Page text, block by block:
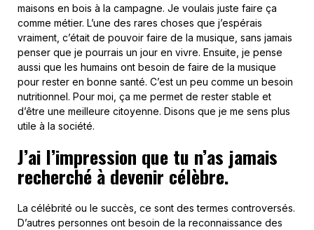
maisons en bois à la campagne. Je voulais juste faire ça
comme métier. L’une des rares choses que j’espérais
vraiment, c’était de pouvoir faire de la musique, sans jamais
penser que je pourrais un jour en vivre. Ensuite, je pense
aussi que les humains ont besoin de faire de la musique
pour rester en bonne santé. C’est un peu comme un besoin
nutritionnel. Pour moi, ça me permet de rester stable et
d’être une meilleure citoyenne. Disons que je me sens plus
utile à la société.
J’ai l’impression que tu n’as jamais
recherché à devenir célèbre.
La célébrité ou le succès, ce sont des termes controversés.
D’autres personnes ont besoin de la reconnaissance des